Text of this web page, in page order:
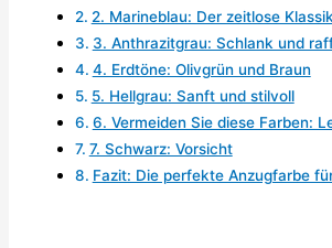
2. Marineblau: Der zeitlose
3. Anthrazitgrau: Schlank und
4. Erdtöne: Olivgrün und Braun
5. Hellgrau: Sanft und stilvoll
6. Vermeiden Sie diese Farben:
7. Schwarz: Vorsicht
Fazit: Die perfekte Anzugfarbe